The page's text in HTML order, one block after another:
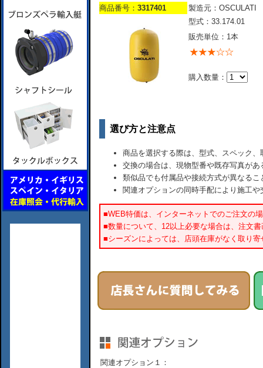
商品番号： 3317401
製造元：OSCULATI
型式：33.174.01
販売単位：1本
購入数量：
選び方と注意点
商品を選択する際は、型式、スペック
交換の場合は、現物型番や既存写真が
類似品でも付属品や接続方式が異なるこ
関連オプションの同時手配により施工
■WEB特価は、インターネットでのご注文の
■数量について、12以上必要な場合は、注文
■シーズンによっては、店頭在庫がなく取り
関連オプション１：